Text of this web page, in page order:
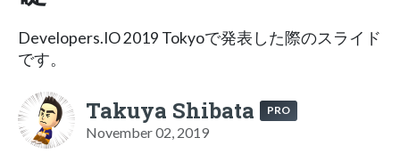
Developers.IO 2019 Tokyoで発表した際のスライド
です。
Takuya Shibata PRO
November 02, 2019